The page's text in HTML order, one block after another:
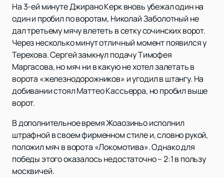
На 3-ей минуте Джирано Керк вновь убежал один на
один и пробил по воротам, Николай Заболотный не
дал третьему мячу влететь в сетку сочинских ворот.
Через несколько минут отличный момент появился у
Терехова. Сергей замкнул подачу Тимофея
Маргасова, но мяч ни в какую не хотел залетать в
ворота «железнодорожников» и угодил в штангу. На
добивании стоял Маттео Кассьерра, но пробил выше
ворот.
В дополнительное время Жоаозиньо исполнил
штрафной в своем фирменном стиле и, словно рукой,
положил мяч в ворота «Локомотива». Однако для
победы этого оказалось недостаточно – 2:1 в пользу
москвичей.